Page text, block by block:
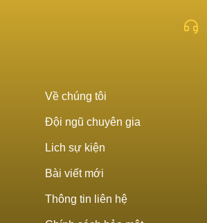
Về chúng tôi
Đội ngũ chuyên gia
Lich sự kiện
Bài viết mới
Thông tin liên hệ